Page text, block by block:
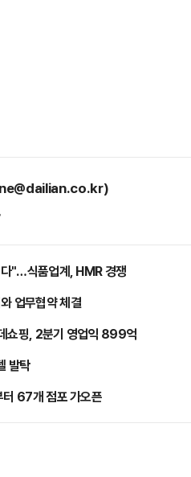
"…식품업계, HMR 경쟁
업무협약 체결
쇼핑, 2분기 영업익 899억
발탁
67개 점포 가오픈